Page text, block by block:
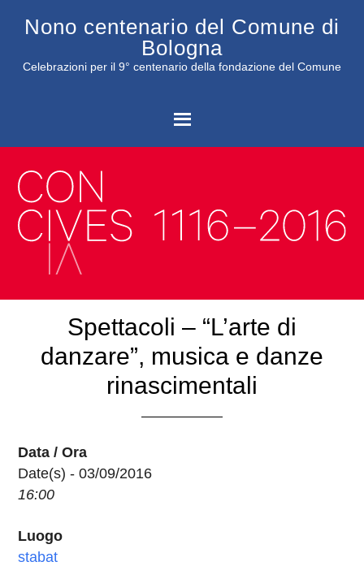
Nono centenario del Comune di
Bologna
Celebrazioni per il 9° centenario della fondazione del Comune
Spettacoli – “L’arte di
danzare”, musica e danze
rinascimentali
Data / Ora
Date(s) - 03/09/2016
16:00
Luogo
stabat